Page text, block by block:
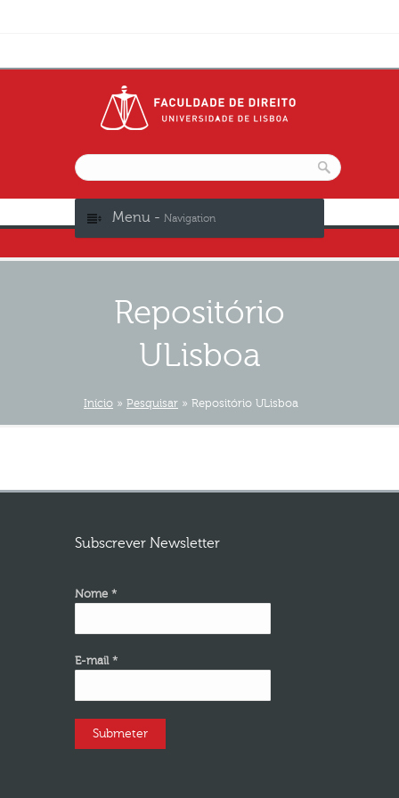
Menu - Navigation
Repositório
ULisboa
Início » Pesquisar » Repositório ULisboa
Subscrever Newsletter
Nome *
E-mail *